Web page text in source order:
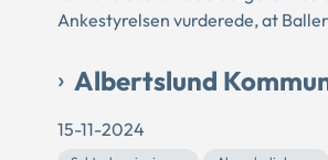
Ankestyrelsen vurderede, at
Albertslund
15-11-2024